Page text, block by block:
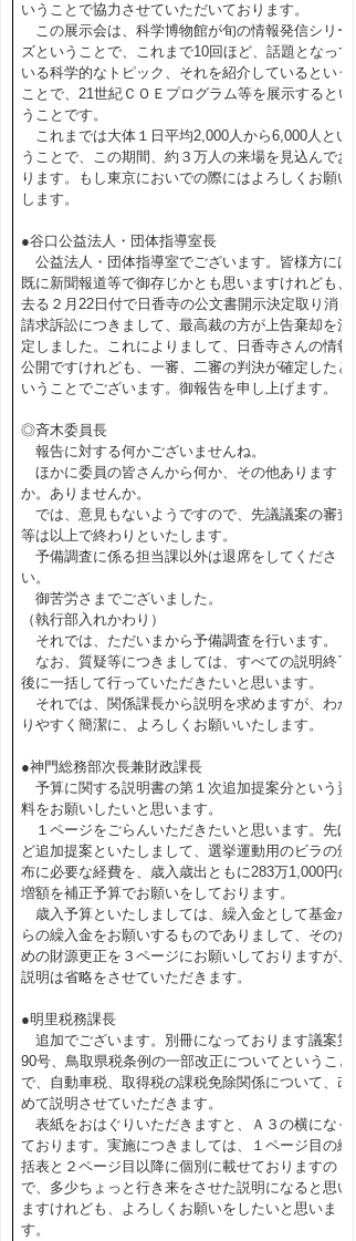
いうことで協力させていただいております。
この展示会は、科学博物館が旬の情報発信シリー
ズということで、これまで10回ほど、話題となって
いる科学的なトピック、それを紹介しているという
ことで、21世紀ＣＯＥプログラム等を展示するとい
うことです。
これまでは大体１日平均2,000人から6,000人とい
うことで、この期間、約３万人の来場を見込んでお
ります。もし東京においでの際にはよろしくお願い
します。
●谷口公益法人・団体指導室長
公益法人・団体指導室でございます。皆様方には
既に新聞報道等で御存じかとも思いますけれども、
去る２月22日付で日香寺の公文書開示決定取り消し
請求訴訟につきまして、最高裁の方が上告棄却を決
定しました。これによりまして、日香寺さんの情報
公開ですけれども、一審、二審の判決が確定したと
いうことでございます。御報告を申し上げます。
◎斉木委員長
報告に対する何かございませんね。
ほかに委員の皆さんから何か、その他あります
か。ありませんか。
では、意見もないようですので、先議議案の審査
等は以上で終わりといたします。
予備調査に係る担当課以外は退席をしてくださ
い。
御苦労さまでございました。
（執行部入れかわり）
それでは、ただいまから予備調査を行います。
なお、質疑等につきましては、すべての説明終了
後に一括して行っていただきたいと思います。
それでは、関係課長から説明を求めますが、わか
りやすく簡潔に、よろしくお願いいたします。
●神門総務部次長兼財政課長
予算に関する説明書の第１次追加提案分という資
料をお願いしたいと思います。
１ページをごらんいただきたいと思います。先ほ
ど追加提案といたしまして、選挙運動用のビラの頒
布に必要な経費を、歳入歳出ともに283万1,000円の
増額を補正予算でお願いをしております。
歳入予算といたしましては、繰入金として基金か
らの繰入金をお願いするものでありまして、そのた
めの財源更正を３ページにお願いしておりますが、
説明は省略をさせていただきます。
●明里税務課長
追加でございます。別冊になっております議案第
90号、鳥取県税条例の一部改正についてということ
で、自動車税、取得税の課税免除関係について、改
めて説明させていただきます。
表紙をおはぐりいただきますと、Ａ３の横になっ
ております。実施につきましては、１ページ目の総
括表と２ページ目以降に個別に載せておりますの
で、多少ちょっと行き来をさせた説明になると思い
ますけれども、よろしくお願いをしたいと思いま
す。